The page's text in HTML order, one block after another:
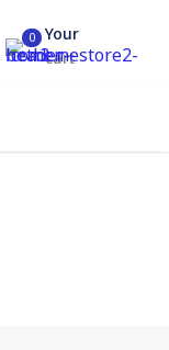
0 Your
cart